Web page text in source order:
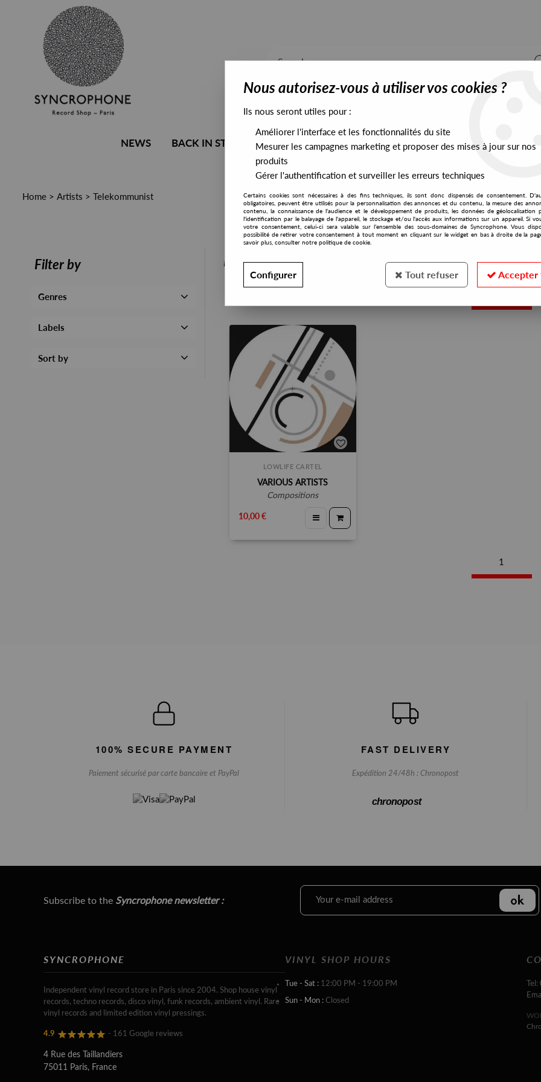
NEWS BACK IN STOCK ALL STOCK EXCLUSIVES PRESALES EXCLUSIVES
Home > Artists > Telekommunist
Filter by
Genres
Labels
Sort by
PRESALES EXCLUSIVES
LOWLIFE CARTEL
VARIOUS ARTISTS
compositions
10,00 €
1
100% SECURE PAYMENT
Paiement sécurisé par carte bancaire et PayPal
FAST DELIVERY
Expédition 24/48h : Chronopost
chronopost
Subscribe to the Syncrophone newsletter :
SYNCROPHONE
Independent vinyl record store in Paris since 2004. Shop house vinyl
records, techno records, disco vinyl, funk records, ambient vinyl. Rare
vinyl records and limited edition vinyl pressings.
4.9 - 161 Google reviews
4 Rue des Taillandiers
75011 Paris, France
VINYL SHOP HOURS
Tue - Sat : 12:00 PM - 19:00 PM
Sun - Mon : Closed
Nous autorisez-vous à utiliser vos cookies ?
Ils nous seront utiles pour :
Améliorer l'interface et les fonctionnalités du site
Mesurer les campagnes marketing et proposer des mises à jour sur nos
produits
Gérer l'authentification et surveiller les erreurs techniques
Certains cookies sont nécessaires à des fins techniques, ils sont donc dispensés de consentement.
obligatoires, peuvent être utilisés pour la personnalisation des annonces et du contenu, la mesure des
contenu, la connaissance de l'audience et le développement de produits, les données de géolocalisation
l'identification par le balayage de l'appareil, le stockage et/ou l'accès aux informations sur un appareil. Si
votre consentement, celui-ci sera valable sur l’ensemble des sous-domaines de Syncrophone. Vous
possibilité de retirer votre consentement à tout moment en cliquant sur le widget en bas à droite de la
savoir plus, consulter notre politique de cookie.
Configurer Tout refuser Accepter